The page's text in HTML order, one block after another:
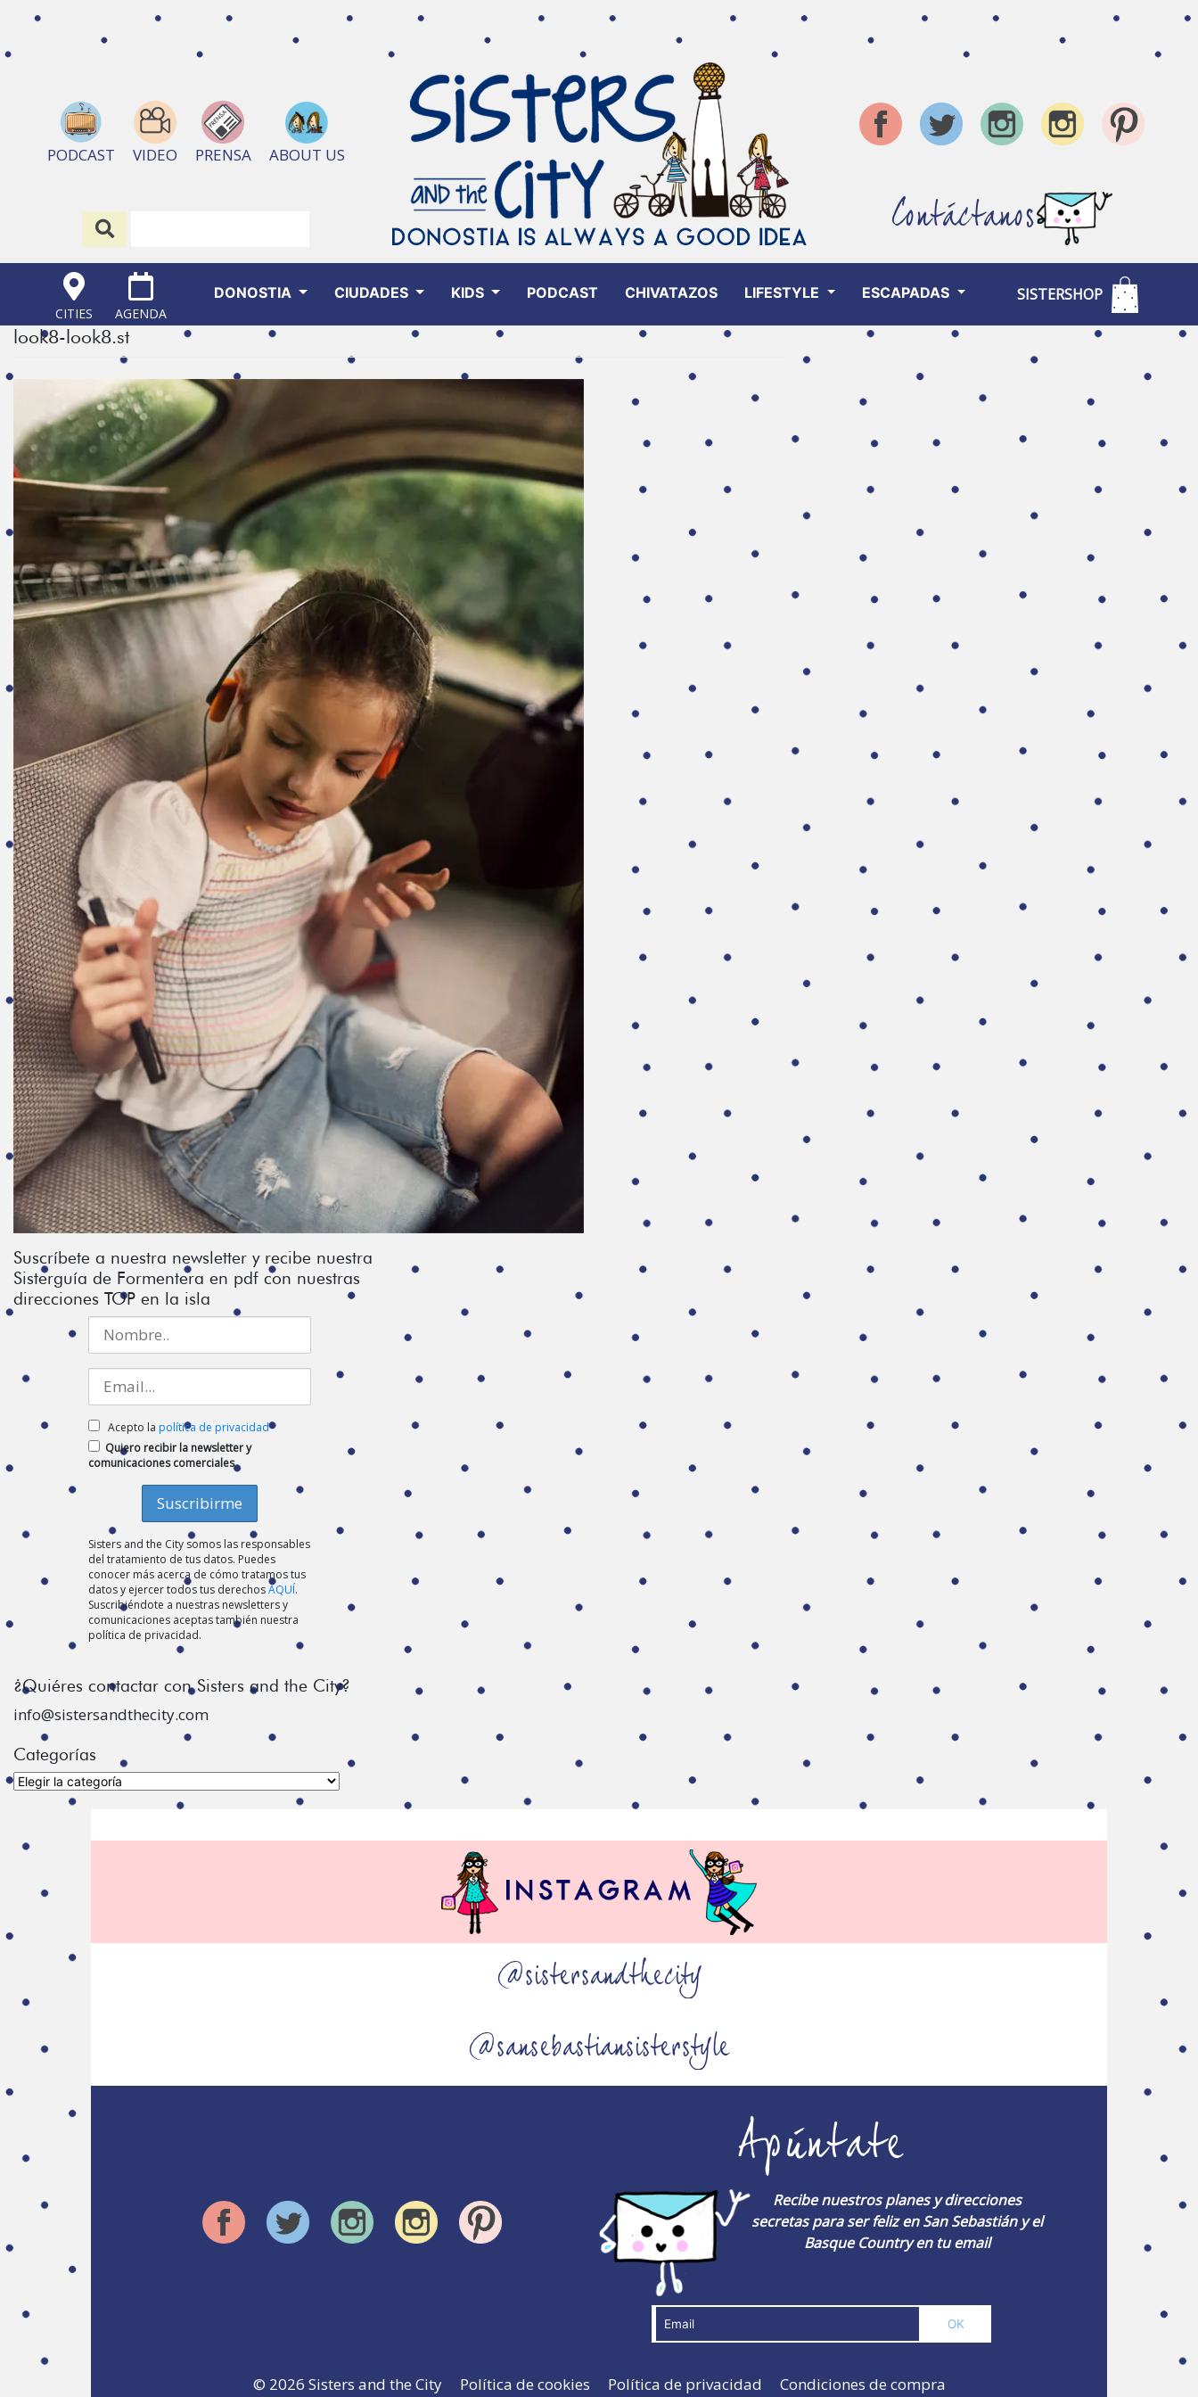
PODCAST VIDEO PRENSA ABOUT US
Contáctanos
CITIES AGENDA
DONOSTIA CIUDADES KIDS PODCAST CHIVATAZOS LIFESTYLE ESCAPADAS SISTERSHOP
look8-look8.st
Suscríbete a nuestra newsletter y recibe nuestra
Sisterguía de Formentera en pdf con nuestras
direcciones TOP en la isla
Acepto la política de privacidad
Quiero recibir la newsletter y
comunicaciones comerciales
Sisters and the City somos las responsables
del tratamiento de tus datos. Puedes
conocer más acerca de cómo tratamos tus
datos y ejercer todos tus derechosAQUÍ.
Suscribiéndote a nuestras newsletters y
comunicaciones aceptas también nuestra
política de privacidad.
¿Quiéres contactar con Sisters and the City?
info@sistersandthecity.com
Categorías
Categorías
@sistersandthecity
@sansebastiansisterstyle
Apúntate
Recibe nuestros planes y direcciones
secretas para ser feliz en San Sebastián y el
Basque Country en tu email
© 2026 Sisters and the City Política de cookies Política de privacidad Condiciones de compra